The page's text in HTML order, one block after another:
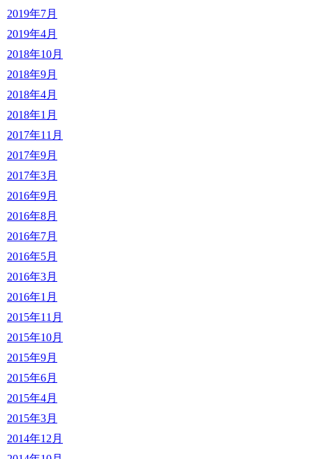
2019年7月
2019年4月
2018年10月
2018年9月
2018年4月
2018年1月
2017年11月
2017年9月
2017年3月
2016年9月
2016年8月
2016年7月
2016年5月
2016年3月
2016年1月
2015年11月
2015年10月
2015年9月
2015年6月
2015年4月
2015年3月
2014年12月